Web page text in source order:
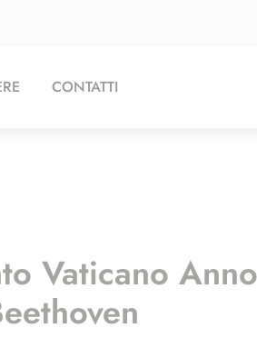
CONTATTI
Vaticano